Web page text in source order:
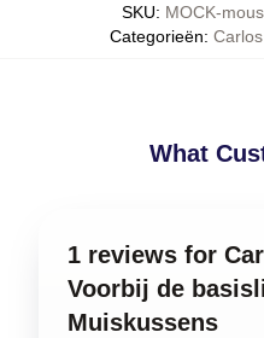
SKU: MOCK-
Categorieën:
What
1 reviews for
Voorbij de
Muiskussens